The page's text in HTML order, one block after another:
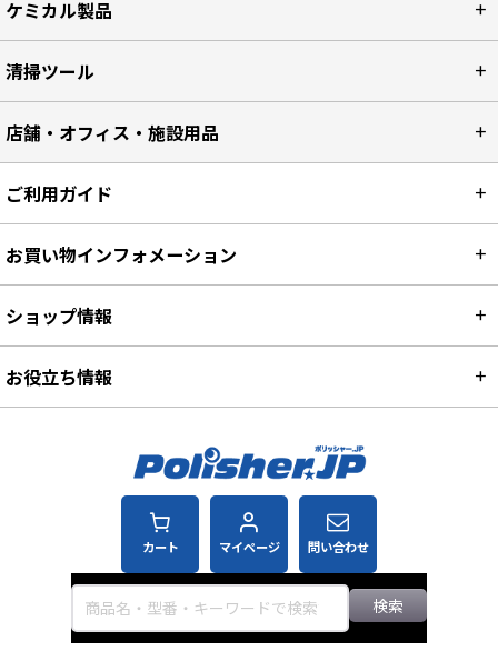
ケミカル製品
清掃ツール
店舗・オフィス・施設用品
カート マイページ 問い合わせ
検索
ご利用ガイド
お買い物インフォメーション
ショップ情報
お役立ち情報